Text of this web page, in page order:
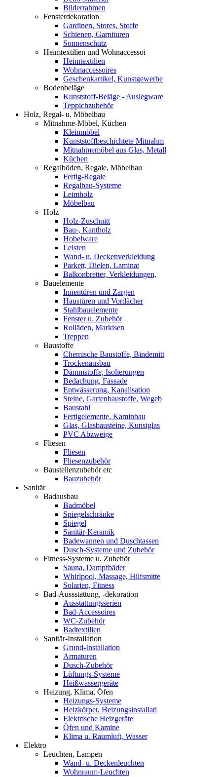
Bilderrahmen
Fensterdekoration
Gardinen, Stores, Stoffe
Schienen, Garnituren
Sonnenschutz
Heimtextilien und Wohnaccessoi
Heimtextilien
Wohnaccessoires
Geschenkartikel, Kunstgewerbe
Bodenbeläge
Kunststoff-Beläge - Auslegware
Teppichzubehör
Holz, Regal- u. Möbelbau
Mitnahme-Möbel, Küchen
Kleinmöbel
Kunststoffbeschichtete Mitnahm
Mitnahmemöbel aus Glas, Metall
Küchen
Regalböden, Regale, Möbelbau
Fertig-Regale
Regalbau-Systeme
Leimholz
Möbelbau
Holz
Holz-Zuschnitt
Bau-, Kantholz
Hobelware
Leisten
Wand- u. Deckenverkleidung
Parkett, Dielen, Laminat
Balkonbretter, Verkleidungen,
Bauelemente
Innentüren und Zargen
Haustüren und Vordächer
Stahlbauelemente
Fenster u. Zubehör
Rolläden, Markisen
Treppen
Baustoffe
Chemische Baustoffe, Bindemitt
Trockenausbau
Dämmstoffe, Isolierungen
Bedachung, Fassade
Entwässerung, Kanalisation
Steine, Gartenbaustoffe, Wegeb
Baustahl
Fertigelemente, Kaminbau
Glas, Glasbausteine, Kunstglas
PVC Abzweige
Fliesen
Fliesen
Fliesenzubehör
Baustellenzubehör etc
Bauzubehör
Sanitär
Badausbau
Badmöbel
Spiegelschränke
Spiegel
Sanitär-Keramik
Badewannen und Duschtassen
Dusch-Systeme und Zubehör
Fitness-Systeme u. Zubehör
Sauna, Dampfbäder
Whirlpool, Massage, Hilfsmitte
Solarien, Fitness
Bad-Aussstattung, -dekoration
Ausstattungsserien
Bad-Accessoires
WC-Zubehör
Badtextilien
Sanitär-Installation
Grund-Installation
Armaturen
Dusch-Zubehör
Lüftungs-Systeme
Heißwassergeräte
Heizung, Klima, Öfen
Heizungs-Systeme
Heizkörper, Heizungsinstallati
Elektrische Heizgeräte
Öfen und Kamine
Klima u. Raumluft, Wasser
Elektro
Leuchten, Lampen
Wand- u. Deckenleuchten
Wohnraum-Leuchten